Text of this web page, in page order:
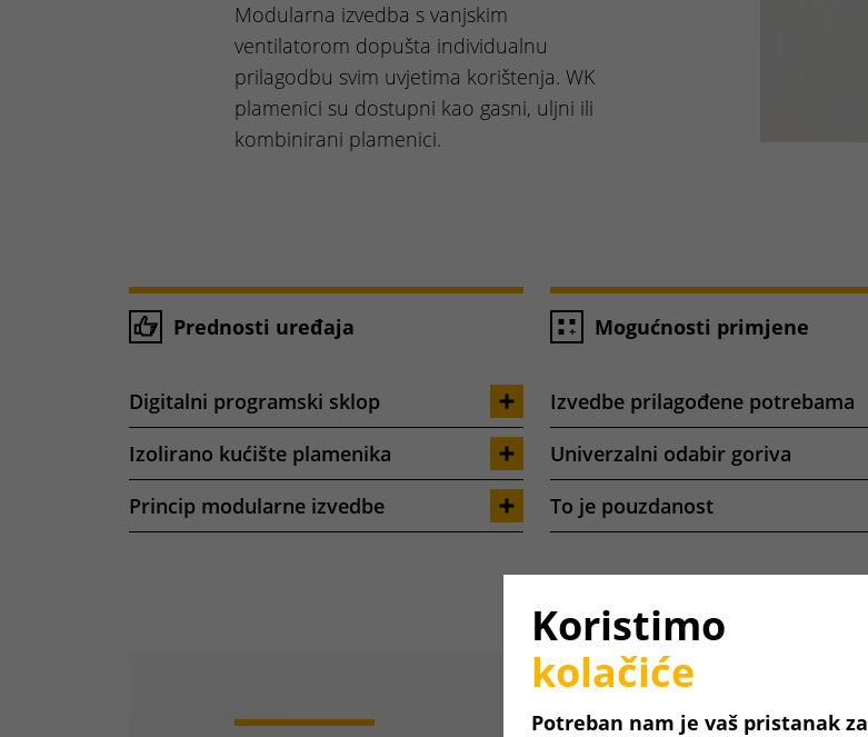
Modularna izvedba s vanjskim
ventilatorom dopušta individualnu
prilagodbu svim uvjetima korištenja. WK
plamenici su dostupni kao gasni, uljni ili
kombinirani plamenici.
Prednosti uređaja
Digitalni programski sklop
Izolirano kućište plamenika
Princip modularne izvedbe
Mogućnosti primjene
Izvedbe prilagođene potrebama
Univerzalni odabir goriva
To je pouzdanost
Koristimo
kolačiće
Potreban nam je vaš pristanak za